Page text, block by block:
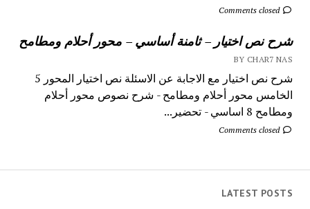
Comments closed
شرح نص اختيار – ثامنة أساسي – محور أحلام ومطامح
BY CHAR7 NAS
شرح نص اختيار مع الاجابة عن الاسئلة نص اختيار المحور 5
الخامس محور أحلام ومطامح - شرح نصوص محور أحلام
ومطامح 8 اساسي - تحضير...
Comments closed
LATEST POSTS